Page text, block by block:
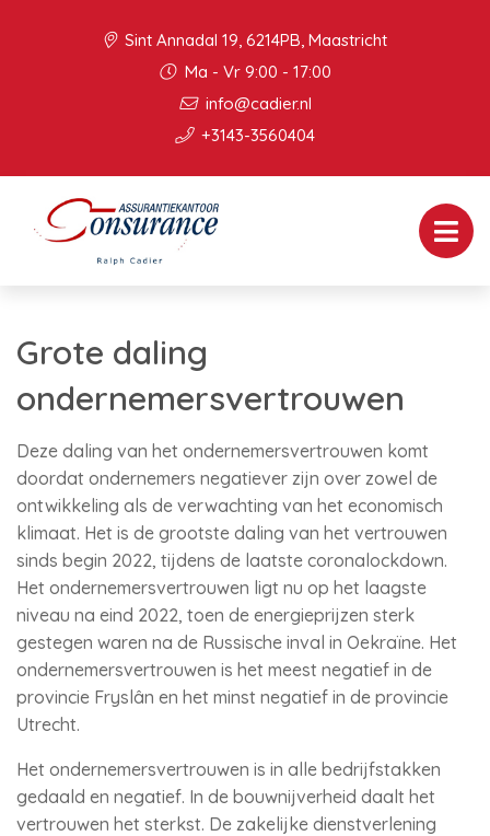
Sint Annadal 19, 6214PB, Maastricht
Ma - Vr 9:00 - 17:00
info@cadier.nl
+3143-3560404
Grote daling
ondernemersvertrouwen
Deze daling van het ondernemersvertrouwen komt
doordat ondernemers negatiever zijn over zowel de
ontwikkeling als de verwachting van het economisch
klimaat. Het is de grootste daling van het vertrouwen
sinds begin 2022, tijdens de laatste coronalockdown.
Het ondernemersvertrouwen ligt nu op het laagste
niveau na eind 2022, toen de energieprijzen sterk
gestegen waren na de Russische inval in Oekraïne. Het
ondernemersvertrouwen is het meest negatief in de
provincie Fryslân en het minst negatief in de provincie
Utrecht.
Het ondernemersvertrouwen is in alle bedrijfstakken
gedaald en negatief. In de bouwnijverheid daalt het
vertrouwen het sterkst. De zakelijke dienstverlening